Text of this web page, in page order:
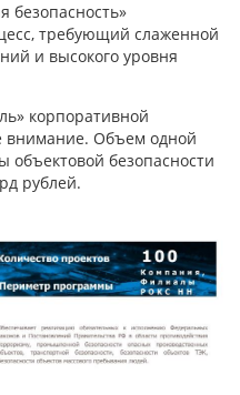
безопасность»
требующий слаженной
и высокого уровня
корпоративной
внимание. Объем одной
объектовой безопасности
рублей.